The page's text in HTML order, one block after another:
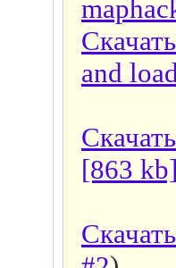
and
[863